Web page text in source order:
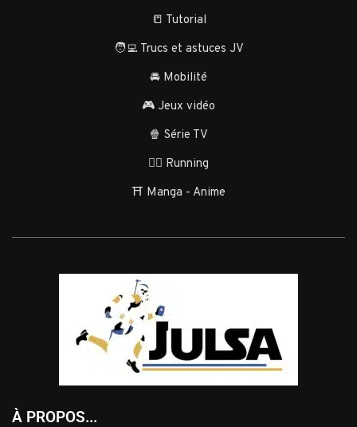
📒 Tutorial
🧑‍💻 Trucs et astuces JV
🚘 Mobilité
🎮 Jeux vidéo
🍿 Série TV
🏃‍♂️ Running
⛩️ Manga - Anime
À PROPOS...